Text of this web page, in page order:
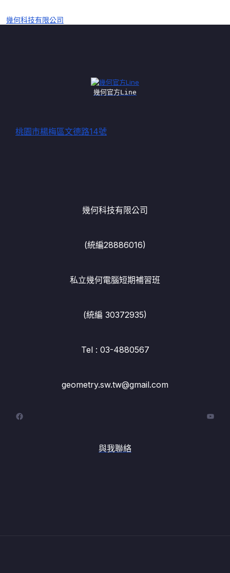
幾何科技有限公司
幾何官方Line
桃園市楊梅區文德路14號
幾何科技有限公司
(統編28886016)
私立幾何電腦短期補習班
(統編 30372935)
Tel : 03-4880567
geometry.sw.tw@gmail.com
Facebook
與我聯絡